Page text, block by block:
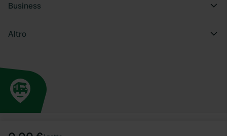
Business
Altro